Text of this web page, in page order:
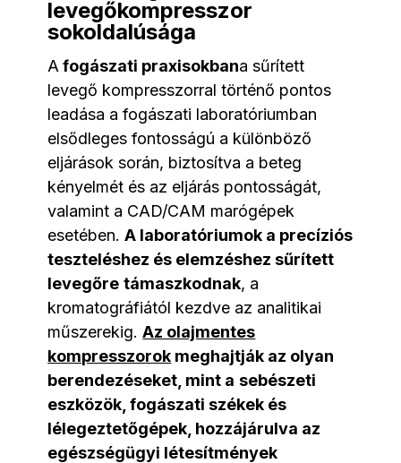
levegőkompresszor
sokoldalúsága
Afogászati praxisokbana sűrített
levegő kompresszorral történő pontos
leadása a fogászati laboratóriumban
elsődleges fontosságú a különböző
eljárások során, biztosítva a beteg
kényelmét és az eljárás pontosságát,
valamint a CAD/CAM marógépek
esetében.A laboratóriumok a precíziós
teszteléshez és elemzéshez sűrített
levegőre támaszkodnak, a
kromatográfiától kezdve az analitikai
műszerekig.Az olajmentes
kompresszorok meghajtják az olyan
berendezéseket, mint a sebészeti
eszközök, fogászati székek és
lélegeztetőgépek, hozzájárulva az
egészségügyi létesítmények